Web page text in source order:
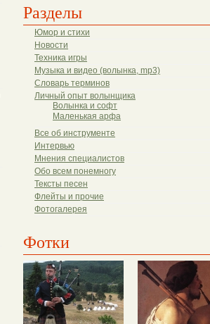
Разделы
Юмор и стихи
Новости
Техника игры
Музыка и видео (волынка, mp3)
Словарь терминов
Личный опыт волынщика
Волынка и софт
Маленькая арфа
Все об инструменте
Интервью
Мнения специалистов
Обо всем понемногу
Тексты песен
Флейты и прочие
Фотогалерея
Фотки